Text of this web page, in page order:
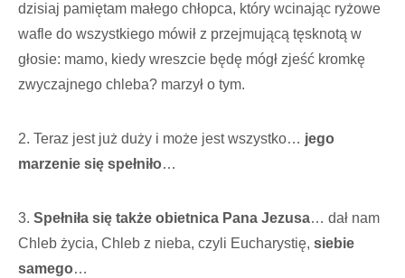
dzisiaj pamiętam małego chłopca, który wcinając ryżowe
wafle do wszystkiego mówił z przejmującą tęsknotą w
głosie: mamo, kiedy wreszcie będę mógł zjeść kromkę
zwyczajnego chleba? marzył o tym.
2. Teraz jest już duży i może jest wszystko… jego
marzenie się spełniło…
3. Spełniła się także obietnica Pana Jezusa… dał nam
Chleb życia, Chleb z nieba, czyli Eucharystię, siebie
samego…